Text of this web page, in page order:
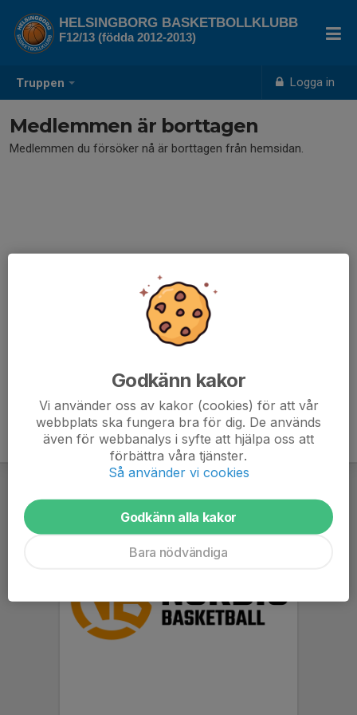
Truppen Logga in
HELSINGBORG BASKETBOLLKLUBB
F12/13 (födda 2012-2013)
Medlemmen är borttagen
Medlemmen du försöker nå är borttagen från hemsidan.
Godkänn kakor
Vi använder oss av kakor (cookies) för att vår
webbplats ska fungera bra för dig. De används
även för webbanalys i syfte att hjälpa oss att
förbättra våra tjänster.
Så använder vi cookies
Godkänn alla kakor
Bara nödvändiga